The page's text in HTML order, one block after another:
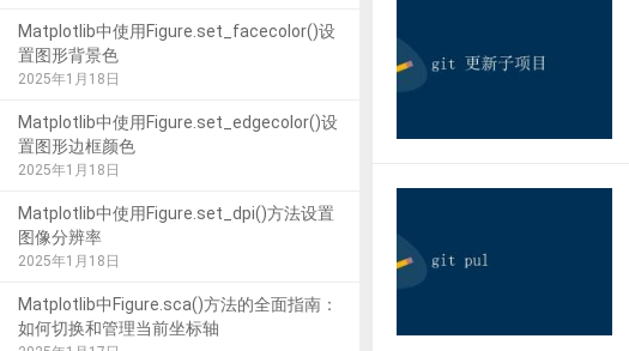
Matplotlib中使用Figure.set_facecolor()设
置图形背景色
2025年1月18日
Matplotlib中使用Figure.set_edgecolor()设
置图形边框颜色
2025年1月18日
Matplotlib中使用Figure.set_dpi()方法设置
图像分辨率
2025年1月18日
Matplotlib中Figure.sca()方法的全面指南：
如何切换和管理当前坐标轴